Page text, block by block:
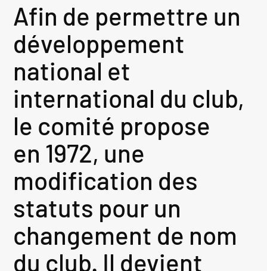
Afin de permettre un
développement
national et
international du club,
le comité propose
en 1972, une
modification des
statuts pour un
changement de nom
du club. Il devient